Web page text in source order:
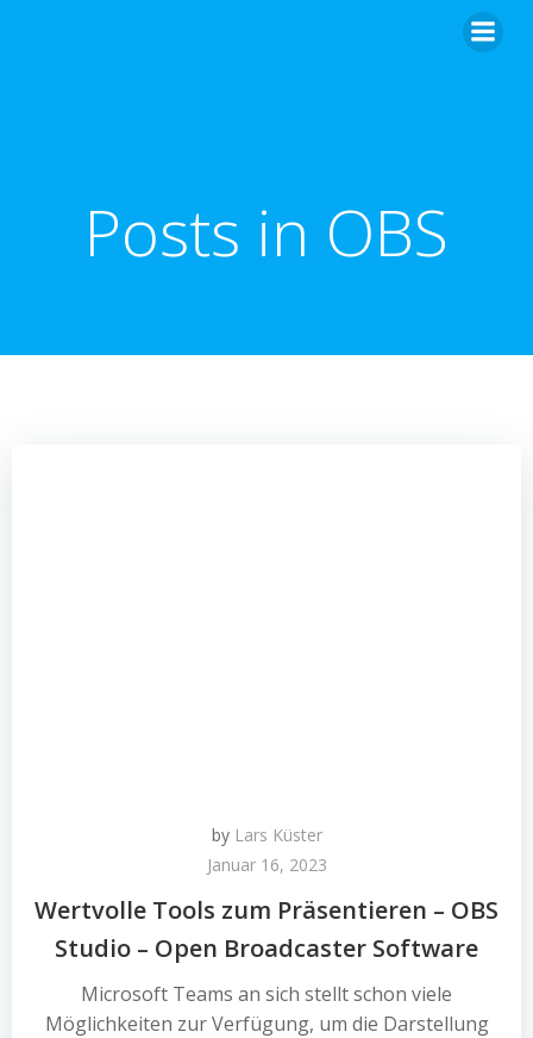
Posts in OBS
by Lars Küster
Januar 16, 2023
Wertvolle Tools zum Präsentieren – OBS
Studio – Open Broadcaster Software
Microsoft Teams an sich stellt schon viele
Möglichkeiten zur Verfügung, um die Darstellung